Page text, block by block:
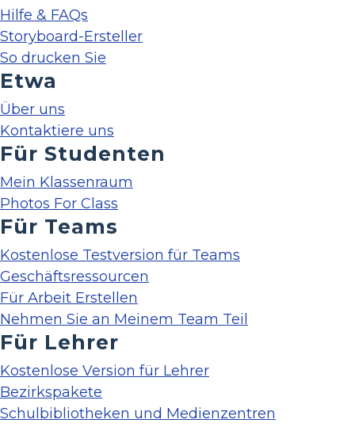
Hilfe & FAQs
Storyboard-Ersteller
So drucken Sie
Etwa
Über uns
Kontaktiere uns
Für Studenten
Mein Klassenraum
Photos For Class
Für Teams
Kostenlose Testversion für Teams
Geschäftsressourcen
Für Arbeit Erstellen
Nehmen Sie an Meinem Team Teil
Für Lehrer
Kostenlose Version für Lehrer
Bezirkspakete
Schulbibliotheken und Medienzentren